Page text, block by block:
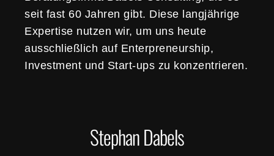
seit fast 60 Jahren gibt. Diese langjährige
Expertise nutzen wir, um uns heute
ausschließlich auf Enterpreneurship,
Investment und Start-ups zu konzentrieren.
Stephan Dabels